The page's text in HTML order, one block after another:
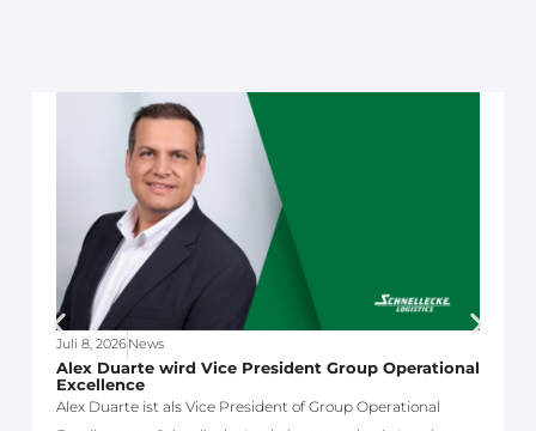
Juli 8, 2026News
Alex Duarte wird Vice President Group Operational
Excellence
Alex Duarte ist als Vice President of Group Operational